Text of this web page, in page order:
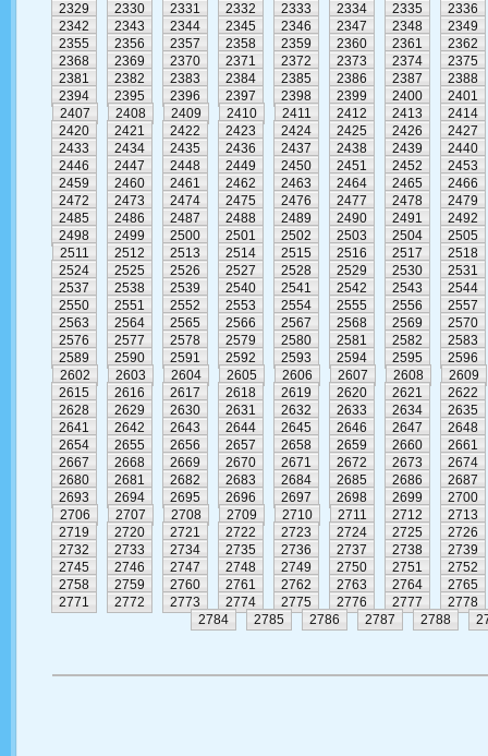
2329
2330 2331 2332 2333 2334 2335
2336
2342
2343 2344 2345 2346 2347 2348
2349
2355
2356 2357 2358 2359 2360 2361
2362
2368
2369 2370 2371 2372 2373 2374
2375
2381
2382 2383 2384 2385 2386 2387
2388
2394
2395 2396 2397 2398 2399 2400
2401
2407
2408 2409 2410 2411 2412 2413
2414
2420
2421 2422 2423 2424 2425 2426
2427
2433
2434 2435 2436 2437 2438 2439
2440
2446
2447 2448 2449 2450 2451 2452
2453
2459
2460 2461 2462 2463 2464 2465
2466
2472
2473 2474 2475 2476 2477 2478
2479
2485
2486 2487 2488 2489 2490 2491
2492
2498
2499 2500 2501 2502 2503 2504
2505
2511
2512 2513 2514 2515 2516 2517
2518
2524
2525 2526 2527 2528 2529 2530
2531
2537
2538 2539 2540 2541 2542 2543
2544
2550
2551 2552 2553 2554 2555 2556
2557
2563
2564 2565 2566 2567 2568 2569
2570
2576
2577 2578 2579 2580 2581 2582
2583
2589
2590 2591 2592 2593 2594 2595
2596
2602
2603 2604 2605 2606 2607 2608
2609
2615
2616 2617 2618 2619 2620 2621
2622
2628
2629 2630 2631 2632 2633 2634
2635
2641
2642 2643 2644 2645 2646 2647
2648
2654
2655 2656 2657 2658 2659 2660
2661
2667
2668 2669 2670 2671 2672 2673
2674
2680
2681 2682 2683 2684 2685 2686
2687
2693
2694 2695 2696 2697 2698 2699
2700
2706
2707 2708 2709 2710 2711 2712
2713
2719
2720 2721 2722 2723 2724 2725
2726
2732
2733 2734 2735 2736 2737 2738
2739
2745
2746 2747 2748 2749 2750 2751
2752
2758
2759 2760 2761 2762 2763 2764
2765
2771
2772 2773 2774 2775 2776 2777
2778
2784
2785 2786 2787 2788